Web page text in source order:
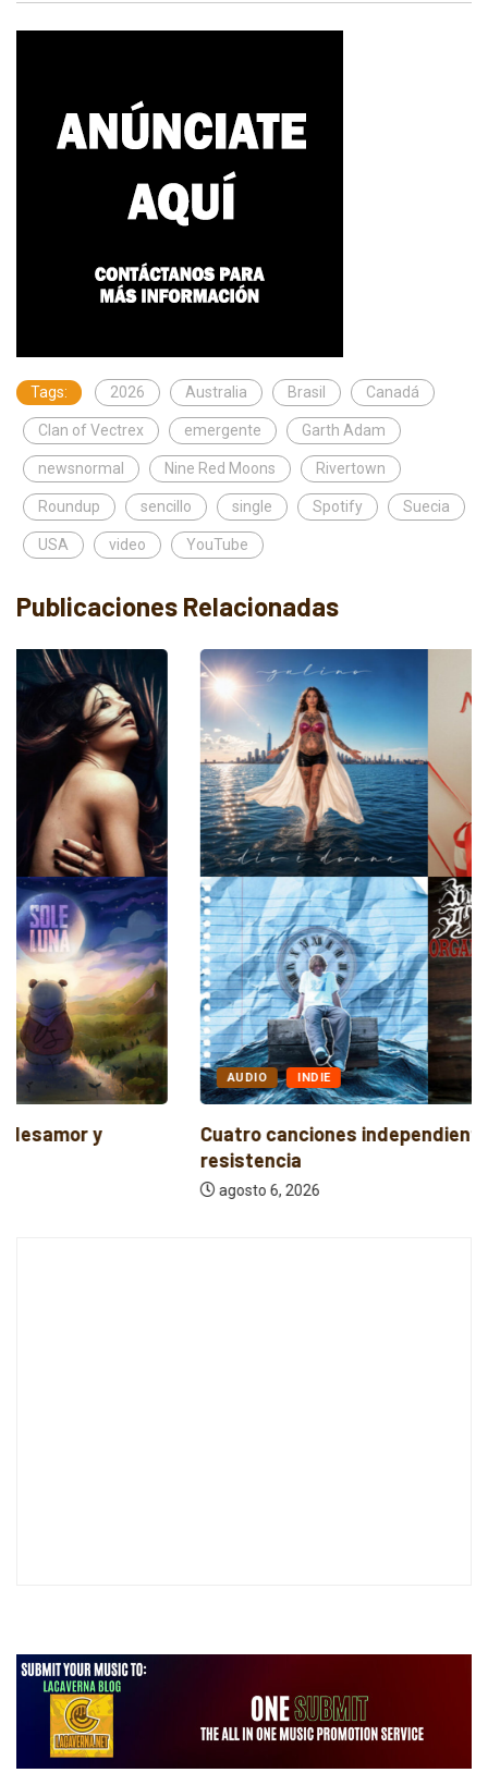
Tags: 2026 Australia Brasil Canadá
Clan of Vectrex emergente Garth Adam
newsnormal Nine Red Moons Rivertown
Roundup sencillo single Spotify Suecia
USA video YouTube
Publicaciones Relacionadas
AUDIO INDIE
Cuatro canciones independientes entre reflexión y